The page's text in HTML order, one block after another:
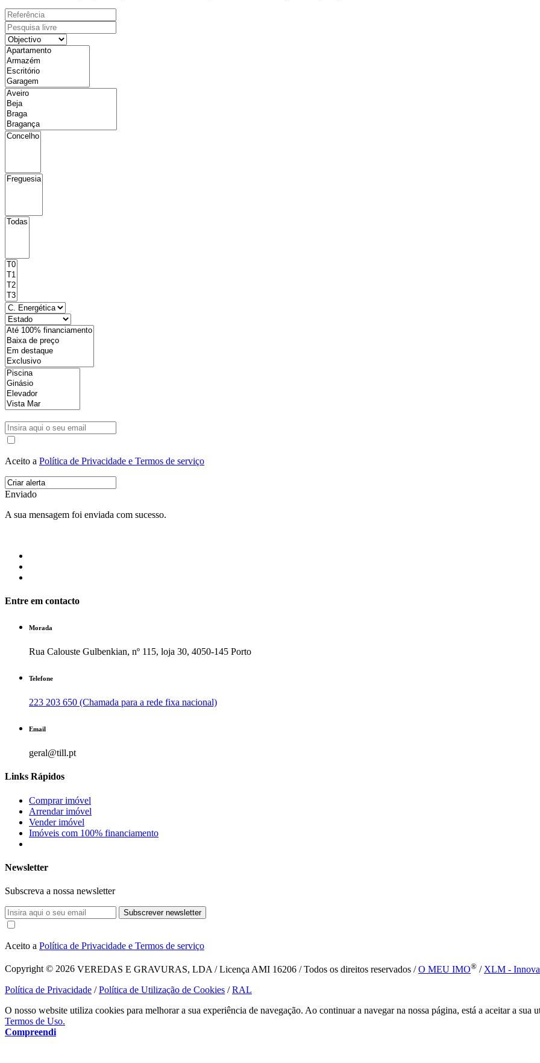
Aceito a Política de Privacidade e Termos de serviço
Enviado
A sua mensagem foi enviada com sucesso.
Entre em contacto
Morada
Rua Calouste Gulbenkian, nº 115, loja 30, 4050-145 Porto
Telefone
223 203 650 (Chamada para a rede fixa nacional)
Email
geral@till.pt
Links Rápidos
Comprar imóvel
Arrendar imóvel
Vender imóvel
Imóveis com 100% financiamento
Newsletter
Subscreva a nossa newsletter
Subscrever newsletter
Aceito a Política de Privacidade e Termos de serviço
Copyright © 2026 VEREDAS E GRAVURAS, LDA / Licença AMI 16206 / Todos os direitos reservados /O MEU IMO® / XLM -
Política de Privacidade /Política de Utilização de Cookies /RAL
O nosso website utiliza cookies para melhorar a sua experiência de navegação. Ao continuar a navegar na nossa página, está a aceitar a sua
Termos de Uso.
Compreendi